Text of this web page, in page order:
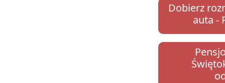
Dobierz
auta -